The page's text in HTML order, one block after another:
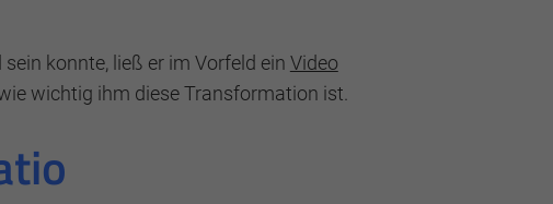
konnte, ließ er im Vorfeld ein Video
wichtig ihm diese Transformation ist.